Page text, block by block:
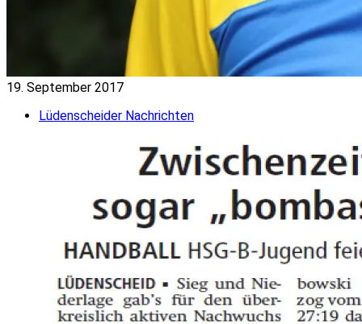
19. September 2017
Lüdenscheider Nachrichten